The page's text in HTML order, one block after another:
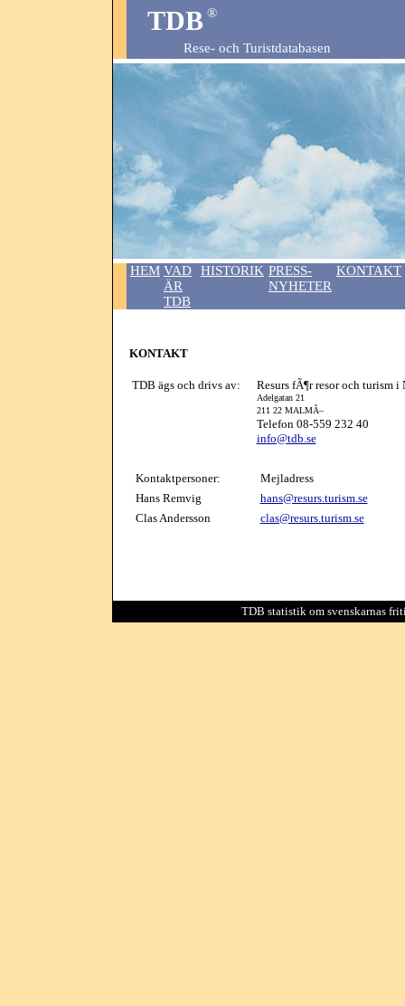
TDB ®
Rese- och Turistdatabasen
HEM VAD
ÄR
TDB
HISTORIK PRESS-
NYHETER
KONTAKT
KONTAKT
TDB ägs och drivs av: Resurs fÃ¶r resor och turism i
Adelgatan 21
211 22 MALMÃ–
Telefon 08-559 232 40
info@tdb.se
Kontaktpersoner:
Mejladress
Hans Remvig
hans@resurs.turism.se
Clas Andersson
clas@resurs.turism.se
TDB statistik om svenskarnas